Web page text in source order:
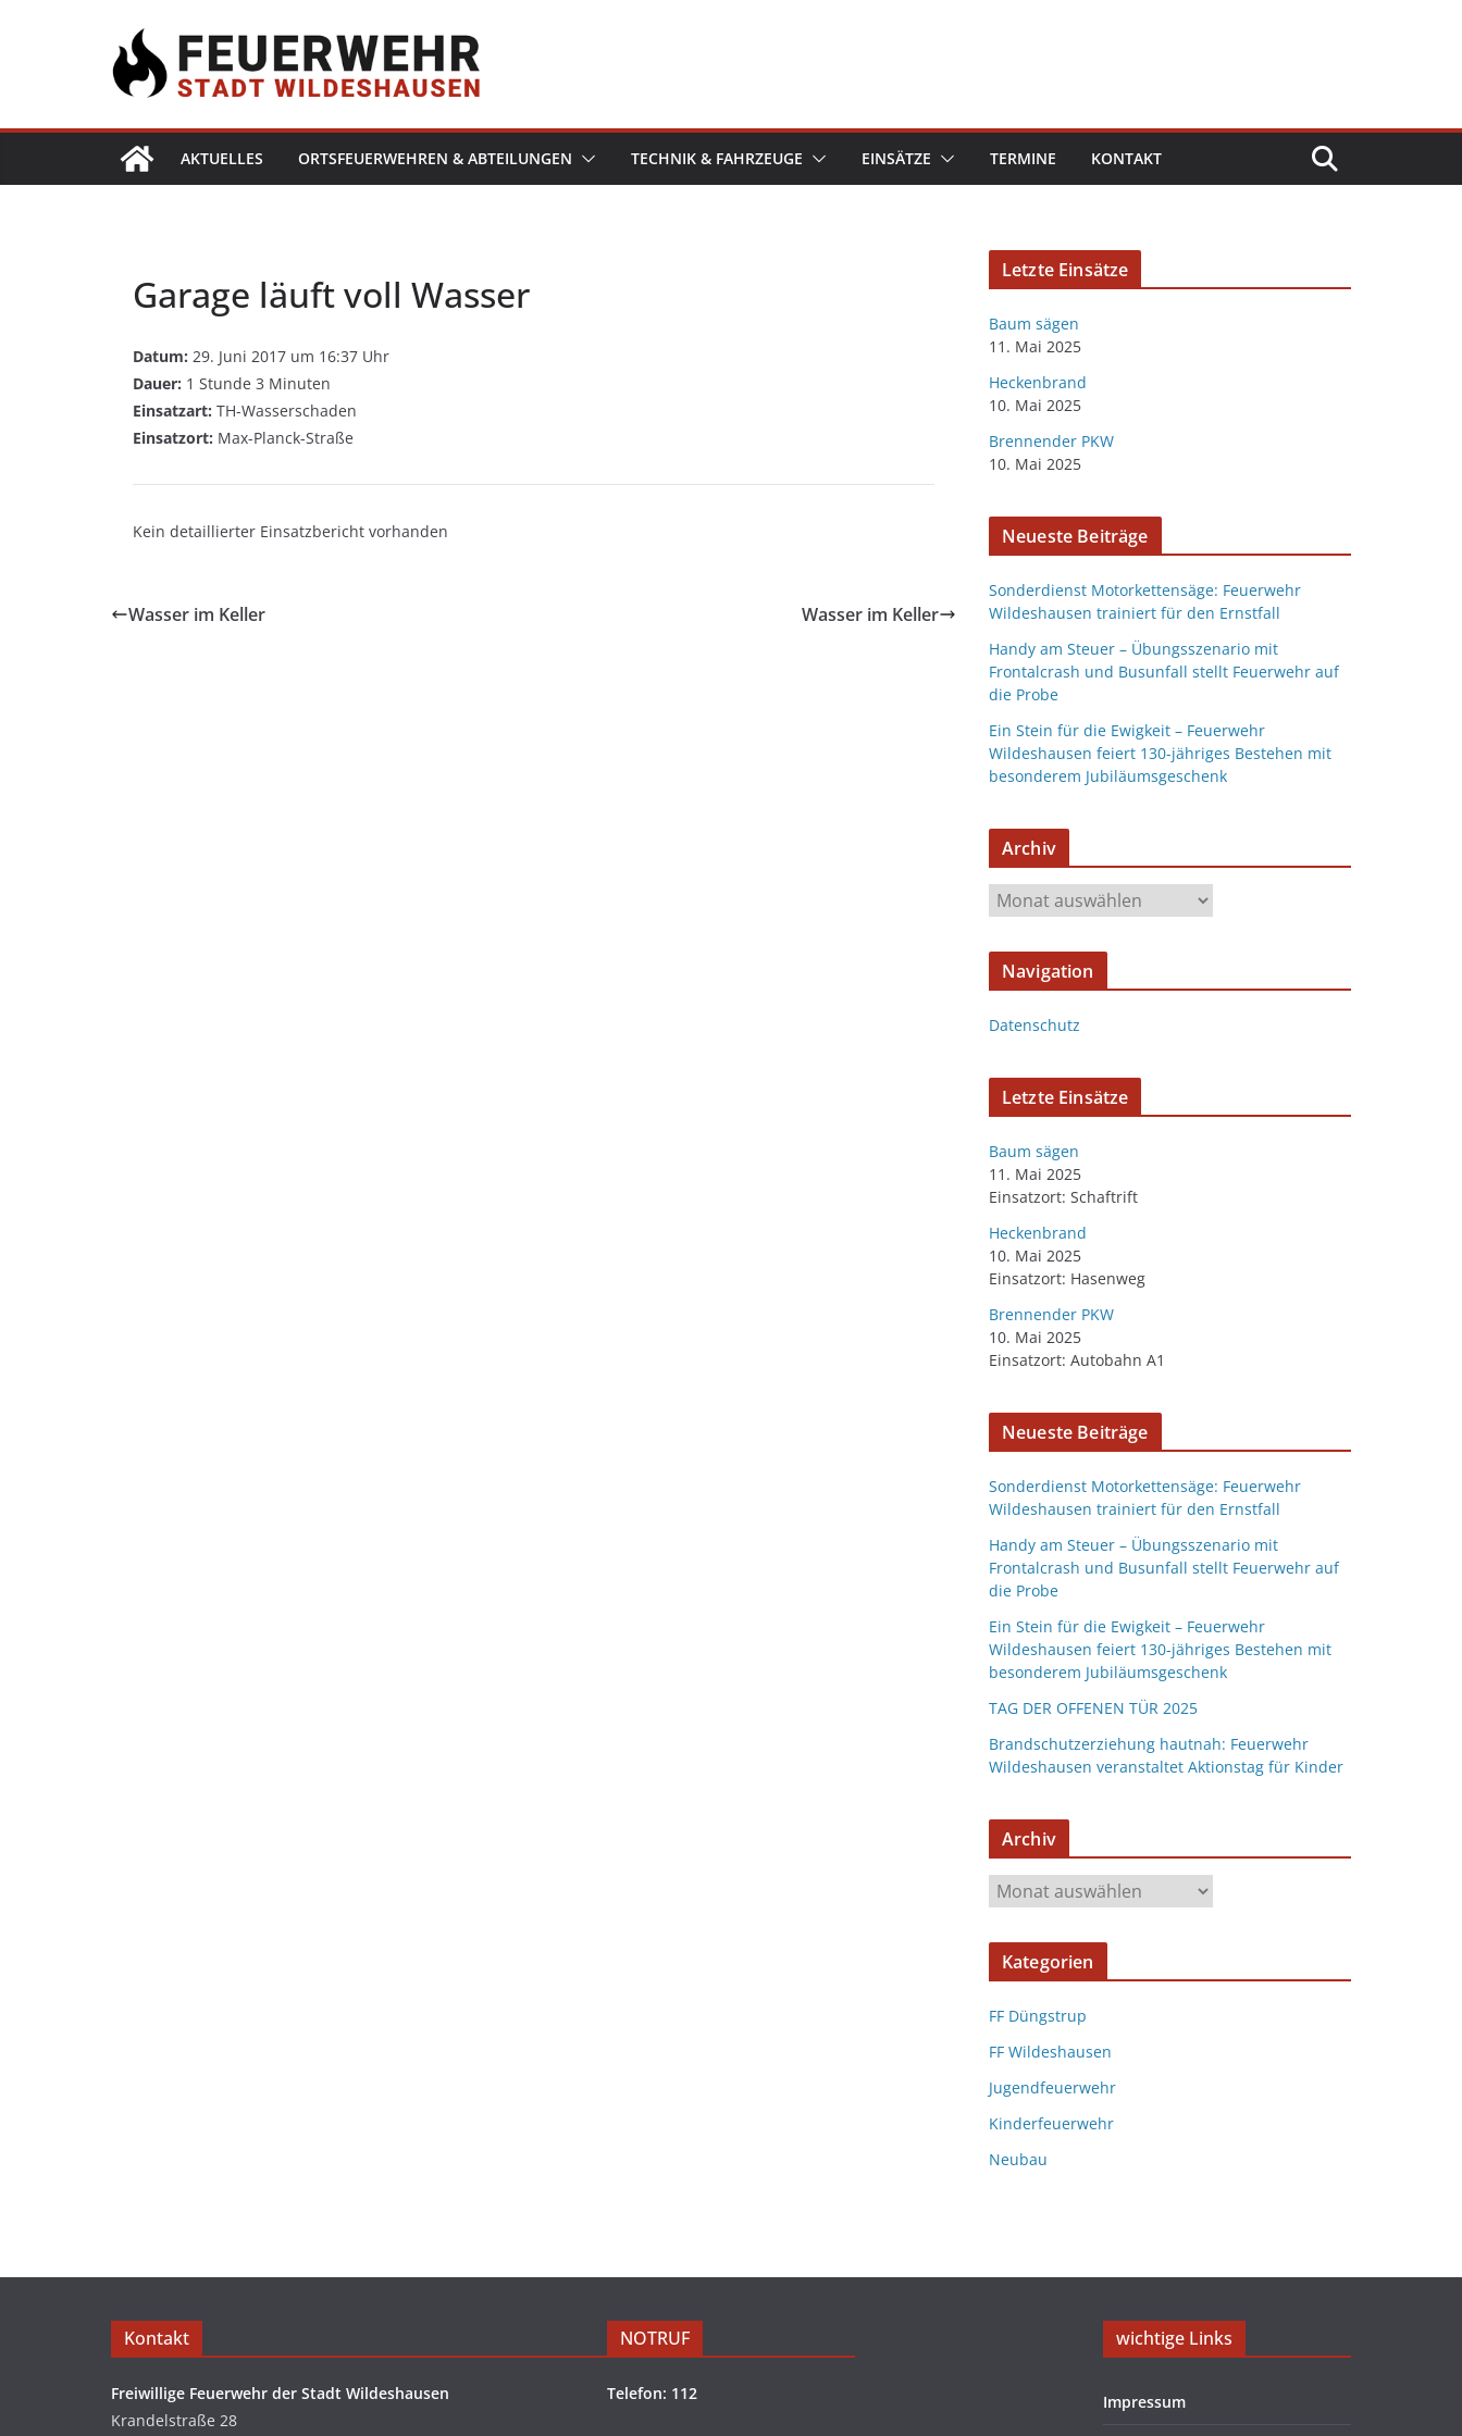
AKTUELLES ORTSFEUERWEHREN & ABTEILUNGEN TECHNIK & FAHRZEUGE EINSÄTZE TERMINE KONTAKT
Garage läuft voll Wasser
Datum: 29. Juni 2017 um 16:37 Uhr
Dauer: 1 Stunde 3 Minuten
Einsatzart: TH-Wasserschaden
Einsatzort: Max-Planck-Straße
Kein detaillierter Einsatzbericht vorhanden
Wasser im Keller Wasser im Keller
Letzte Einsätze
Baum sägen
11. Mai 2025
Heckenbrand
10. Mai 2025
Brennender PKW
10. Mai 2025
Neueste Beiträge
Sonderdienst Motorkettensäge: Feuerwehr
Wildeshausen trainiert für den Ernstfall
Handy am Steuer – Übungsszenario mit
Frontalcrash und Busunfall stellt Feuerwehr auf
die Probe
Ein Stein für die Ewigkeit – Feuerwehr
Wildeshausen feiert 130-jähriges Bestehen mit
besonderem Jubiläumsgeschenk
Archiv
Navigation
Datenschutz
Letzte Einsätze
Baum sägen
11. Mai 2025
Einsatzort: Schaftrift
Heckenbrand
10. Mai 2025
Einsatzort: Hasenweg
Brennender PKW
10. Mai 2025
Einsatzort: Autobahn A1
Neueste Beiträge
Sonderdienst Motorkettensäge: Feuerwehr
Wildeshausen trainiert für den Ernstfall
Handy am Steuer – Übungsszenario mit
Frontalcrash und Busunfall stellt Feuerwehr auf
die Probe
Ein Stein für die Ewigkeit – Feuerwehr
Wildeshausen feiert 130-jähriges Bestehen mit
besonderem Jubiläumsgeschenk
TAG DER OFFENEN TÜR 2025
Brandschutzerziehung hautnah: Feuerwehr
Wildeshausen veranstaltet Aktionstag für Kinder
Archiv
Kategorien
FF Düngstrup
FF Wildeshausen
Jugendfeuerwehr
Kinderfeuerwehr
Neubau
Kontakt
Freiwillige Feuerwehr der Stadt Wildeshausen
Krandelstraße 28
NOTRUF
Telefon: 112
wichtige Links
Impressum